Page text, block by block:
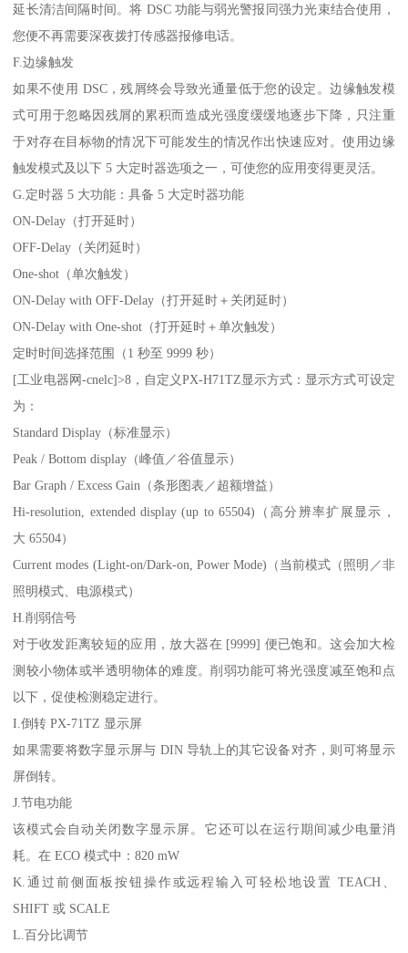
延长清洁间隔时间。将 DSC 功能与弱光警报同强力光束结合使用，
您便不再需要深夜拨打传感器报修电话。
F.边缘触发
如果不使用 DSC，残屑终会导致光通量低于您的设定。边缘触发模
式可用于忽略因残屑的累积而造成光强度缓缓地逐步下降，只注重
于对存在目标物的情况下可能发生的情况作出快速应对。使用边缘
触发模式及以下 5 大定时器选项之一，可使您的应用变得更灵活。
G.定时器 5 大功能：具备 5 大定时器功能
ON-Delay（打开延时）
OFF-Delay（关闭延时）
One-shot（单次触发）
ON-Delay with OFF-Delay（打开延时＋关闭延时）
ON-Delay with One-shot（打开延时＋单次触发）
定时时间选择范围（1 秒至 9999 秒）
[工业电器网-cnelc]>8，自定义PX-H71TZ显示方式：显示方式可设定
为：
Standard Display（标准显示）
Peak / Bottom display（峰值／谷值显示）
Bar Graph / Excess Gain（条形图表／超额增益）
Hi-resolution, extended display (up to 65504)（高分辨率扩展显示，
大 65504）
Current modes (Light-on/Dark-on, Power Mode)（当前模式（照明／非
照明模式、电源模式）
H.削弱信号
对于收发距离较短的应用，放大器在 [9999] 便已饱和。这会加大检
测较小物体或半透明物体的难度。削弱功能可将光强度减至饱和点
以下，促使检测稳定进行。
I.倒转 PX-71TZ 显示屏
如果需要将数字显示屏与 DIN 导轨上的其它设备对齐，则可将显示
屏倒转。
J.节电功能
该模式会自动关闭数字显示屏。它还可以在运行期间减少电量消
耗。在 ECO 模式中：820 mW
K.通过前侧面板按钮操作或远程输入可轻松地设置 TEACH、
SHIFT 或 SCALE
L.百分比调节